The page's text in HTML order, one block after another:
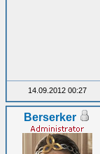
14.09.2012 00:27
Berserker